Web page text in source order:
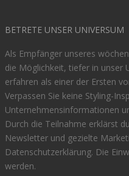
BETRETE UNSER UNIVERSUM
Als Empfänger unseres
die Möglichkeit, tiefer in unser
erfahren als einer der Ersten
Verpassen Sie keine Styling-
Unternehmensinformationen
Durch die Teilnahme erklärst
Newsletter und gezielte
Datenschutzerklärung. Die
werden.